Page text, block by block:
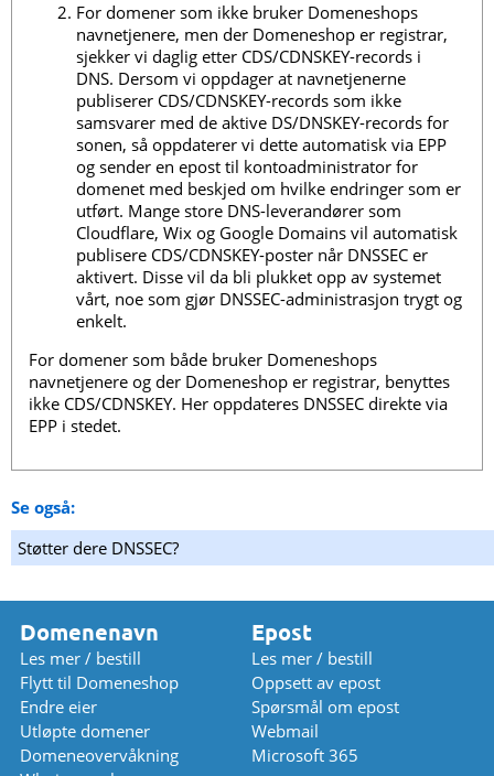
For domener som ikke bruker Domeneshops
navnetjenere, men der Domeneshop er registrar,
sjekker vi daglig etter CDS/CDNSKEY-records i
DNS. Dersom vi oppdager at navnetjenerne
publiserer CDS/CDNSKEY-records som ikke
samsvarer med de aktive DS/DNSKEY-records for
sonen, så oppdaterer vi dette automatisk via EPP
og sender en epost til kontoadministrator for
domenet med beskjed om hvilke endringer som er
utført. Mange store DNS-leverandører som
Cloudflare, Wix og Google Domains vil automatisk
publisere CDS/CDNSKEY-poster når DNSSEC er
aktivert. Disse vil da bli plukket opp av systemet
vårt, noe som gjør DNSSEC-administrasjon trygt og
enkelt.
For domener som både bruker Domeneshops
navnetjenere og der Domeneshop er registrar, benyttes
ikke CDS/CDNSKEY. Her oppdateres DNSSEC direkte via
EPP i stedet.
Se også:
Støtter dere DNSSEC?
Domenenavn
Les mer / bestill
Flytt til Domeneshop
Endre eier
Utløpte domener
Domeneovervåkning
Epost
Les mer / bestill
Oppsett av epost
Spørsmål om epost
Webmail
Microsoft 365